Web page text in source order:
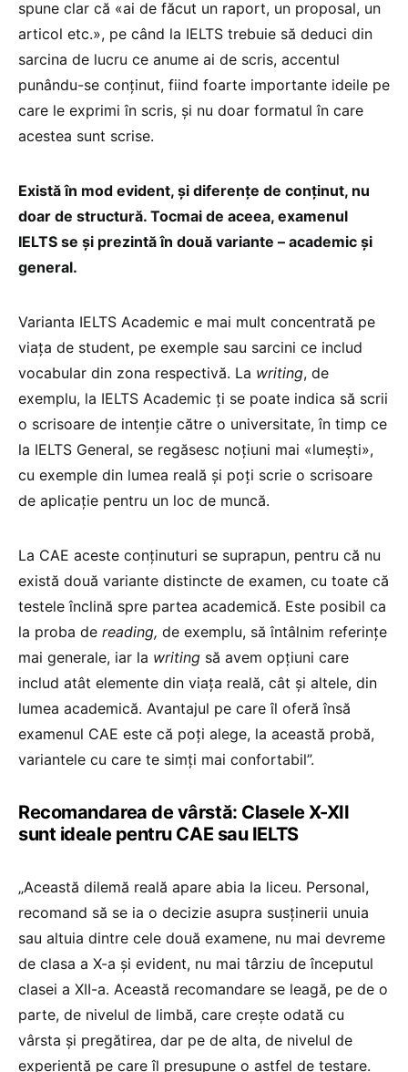
spune clar că «ai de făcut un raport, un proposal, un
articol etc.», pe când la IELTS trebuie să deduci din
sarcina de lucru ce anume ai de scris, accentul
punându-se conținut, fiind foarte importante ideile pe
care le exprimi în scris, și nu doar formatul în care
acestea sunt scrise.
Există în mod evident, și diferențe de conținut, nu
doar de structură. Tocmai de aceea, examenul
IELTS se și prezintă în două variante – academic și
general.
Varianta IELTS Academic e mai mult concentrată pe
viața de student, pe exemple sau sarcini ce includ
vocabular din zona respectivă. La writing, de
exemplu, la IELTS Academic ți se poate indica să scrii
o scrisoare de intenție către o universitate, în timp ce
la IELTS General, se regăsesc noțiuni mai «lumești»,
cu exemple din lumea reală și poți scrie o scrisoare
de aplicație pentru un loc de muncă.
La CAE aceste conținuturi se suprapun, pentru că nu
există două variante distincte de examen, cu toate că
testele înclină spre partea academică. Este posibil ca
la proba de reading, de exemplu, să întâlnim referințe
mai generale, iar la writing să avem opțiuni care
includ atât elemente din viața reală, cât și altele, din
lumea academică. Avantajul pe care îl oferă însă
examenul CAE este că poți alege, la această probă,
variantele cu care te simți mai confortabil”.
Recomandarea de vârstă: Clasele X-XII
sunt ideale pentru CAE sau IELTS
„Această dilemă reală apare abia la liceu. Personal,
recomand să se ia o decizie asupra susținerii unuia
sau altuia dintre cele două examene, nu mai devreme
de clasa a X-a și evident, nu mai târziu de începutul
clasei a XII-a. Această recomandare se leagă, pe de o
parte, de nivelul de limbă, care crește odată cu
vârsta și pregătirea, dar pe de alta, de nivelul de
experiență pe care îl presupune o astfel de testare.